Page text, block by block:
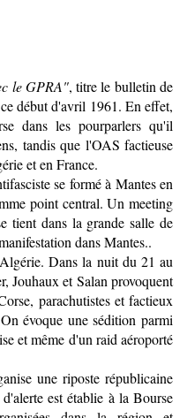
le GPRA", titre le bulletin de
début d'avril 1961. En effet,
dans les pourparlers qu'il
tandis que l'OAS factieuse
et en France.
se formé à Mantes en
point central. Un meeting
tient dans la grande salle de
dans Mantes..
Dans la nuit du 21 au
Jouhaux et Salan provoquent
parachutistes et factieux
évoque une sédition parmi
et même d'un raid aéroporté
une riposte républicaine
est établie à la Bourse